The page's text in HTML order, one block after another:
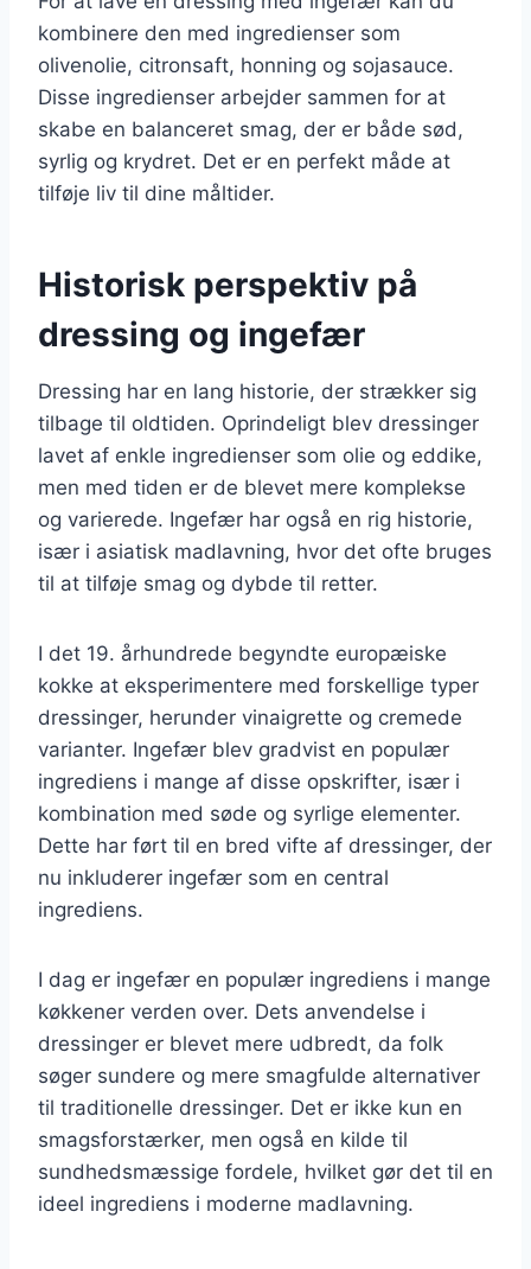
kombinere den med ingredienser som
olivenolie, citronsaft, honning og sojasauce.
Disse ingredienser arbejder sammen for at
skabe en balanceret smag, der er både sød,
syrlig og krydret. Det er en perfekt måde at
tilføje liv til dine måltider.
Historisk perspektiv på
dressing og ingefær
Dressing har en lang historie, der strækker sig
tilbage til oldtiden. Oprindeligt blev dressinger
lavet af enkle ingredienser som olie og eddike,
men med tiden er de blevet mere komplekse
og varierede. Ingefær har også en rig historie,
især i asiatisk madlavning, hvor det ofte bruges
til at tilføje smag og dybde til retter.
I det 19. århundrede begyndte europæiske
kokke at eksperimentere med forskellige typer
dressinger, herunder vinaigrette og cremede
varianter. Ingefær blev gradvist en populær
ingrediens i mange af disse opskrifter, især i
kombination med søde og syrlige elementer.
Dette har ført til en bred vifte af dressinger, der
nu inkluderer ingefær som en central
ingrediens.
I dag er ingefær en populær ingrediens i mange
køkkener verden over. Dets anvendelse i
dressinger er blevet mere udbredt, da folk
søger sundere og mere smagfulde alternativer
til traditionelle dressinger. Det er ikke kun en
smagsforstærker, men også en kilde til
sundhedsmæssige fordele, hvilket gør det til en
ideel ingrediens i moderne madlavning.